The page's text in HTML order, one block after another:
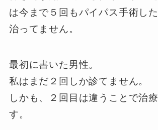
は今まで５回もパイパス手術し
治ってません。
最初に書いた男性。
私はまだ２回しか診てません。
しかも、２回目は違うことで治
す。